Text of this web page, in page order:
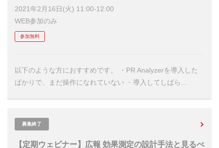
2021年2月16日(火) 11:00-12:00
WEB参加のみ
参加無料
以下のような方におすすめです。 ・PR Analyzerを導入した
ばかりで、まだ操作になれていない ・導入してしばら...
募集終了
【定期ウェビナー】広報 効果測定の設計手法と見るべ